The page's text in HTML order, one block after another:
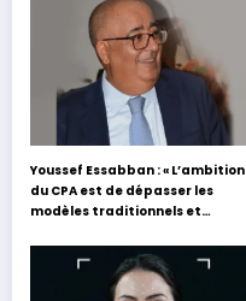
Youssef Essabban : « L’ambition
du CPA est de dépasser les
modèles traditionnels et
s’appuyant sur le partage des
expériences »